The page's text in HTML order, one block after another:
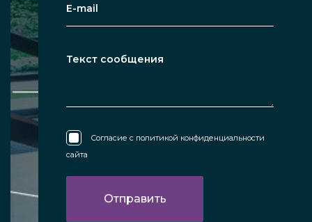
Согласие с политикой конфиденциальности
сайта